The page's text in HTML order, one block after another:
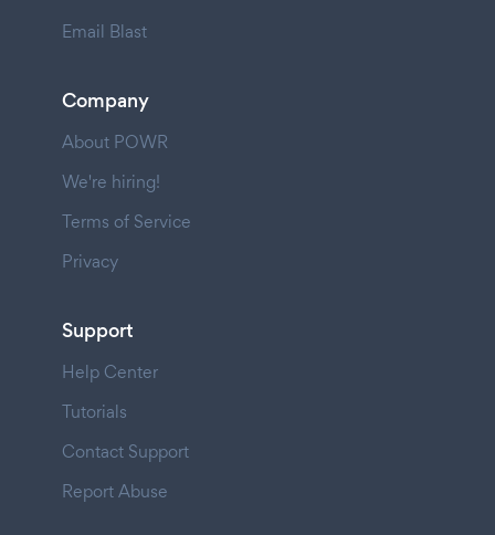
Email Blast
Company
About POWR
We're hiring!
Terms of Service
Privacy
Support
Help Center
Tutorials
Contact Support
Report Abuse